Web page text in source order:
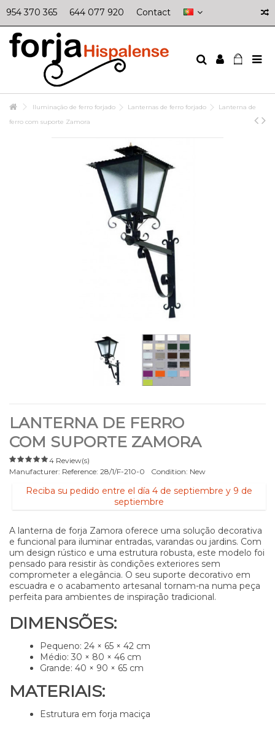
954 370 365 644 077 920 Contact
Iluminação de ferro forjado Lanternas de ferro forjado
Lanterna de
ferro com suporte Zamora
LANTERNA DE FERRO
COM SUPORTE ZAMORA
4 Review(s)
Manufacturer: Reference: 28/1/F-210-0 Condition: New
Reciba su pedido entre el día 4 de septiembre y 9 de
septiembre
A lanterna de forja Zamora oferece uma solução decorativa
e funcional para iluminar entradas, varandas ou jardins. Com
um design rústico e uma estrutura robusta, este modelo foi
pensado para resistir às condições exteriores sem
comprometer a elegância. O seu suporte decorativo em
escuadra e o acabamento artesanal tornam-na numa peça
perfeita para ambientes de inspiração tradicional.
DIMENSÕES:
Pequeno: 24 × 65 × 42 cm
Médio: 30 × 80 × 46 cm
Grande: 40 × 90 × 65 cm
MATERIAIS:
Estrutura em forja maciça